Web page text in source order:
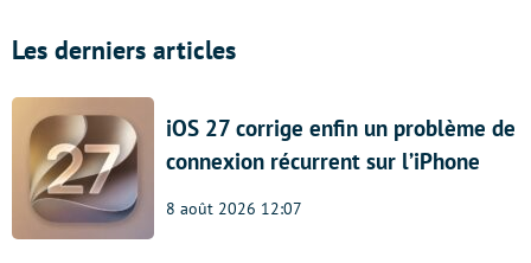
Les derniers articles
iOS 27 corrige enfin un problème de
connexion récurrent sur l’iPhone
8 août 2026 12:07